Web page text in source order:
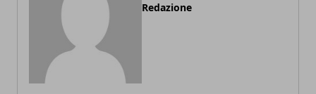
Redazione